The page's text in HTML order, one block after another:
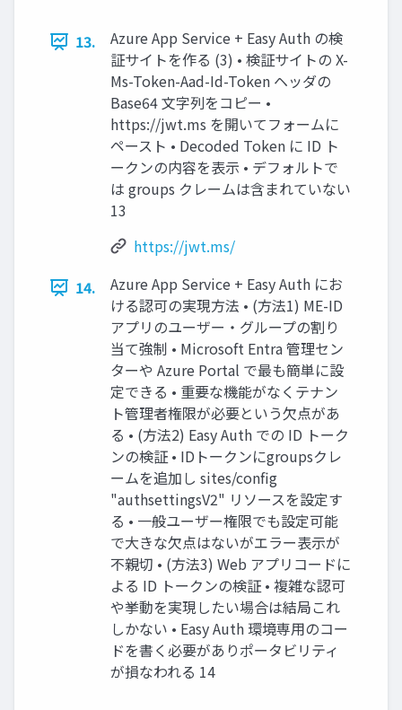
13.
Azure App Service + Easy Auth の検
証サイトを作る (3) • 検証サイトの X-
Ms-Token-Aad-Id-Token ヘッダの
Base64 文字列をコピー •
https://jwt.ms を開いてフォームに
ペースト • Decoded Token に ID ト
ークンの内容を表示 • デフォルトで
は groups クレームは含まれていない
13
https://jwt.ms/
14.
Azure App Service + Easy Auth にお
ける認可の実現方法 • (方法1) ME-ID
アプリのユーザー・グループの割り
当て強制 • Microsoft Entra 管理セン
ターや Azure Portal で最も簡単に設
定できる • 重要な機能がなくテナン
ト管理者権限が必要という欠点があ
る • (方法2) Easy Auth での ID トーク
ンの検証 • IDトークンにgroupsクレ
ームを追加し sites/config
"authsettingsV2" リソースを設定す
る • 一般ユーザー権限でも設定可能
で大きな欠点はないがエラー表示が
不親切 • (方法3) Web アプリコードに
よる ID トークンの検証 • 複雑な認可
や挙動を実現したい場合は結局これ
しかない • Easy Auth 環境専用のコー
ドを書く必要がありポータビリティ
が損なわれる 14